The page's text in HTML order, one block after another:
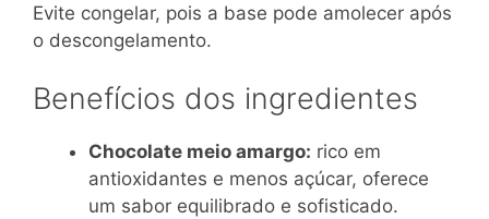
Evite congelar, pois a base pode amolecer após
o descongelamento.
Benefícios dos ingredientes
Chocolate meio amargo: rico em
antioxidantes e menos açúcar, oferece
um sabor equilibrado e sofisticado.